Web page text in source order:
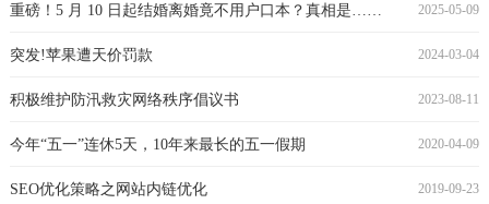
2025-05-09
重磅！5 月 10 日起结婚离婚竟不用户口本？真相是……
2024-03-04
突发!苹果遭天价罚款
2023-08-11
积极维护防汛救灾网络秩序倡议书
2020-04-09
今年“五一”连休5天，10年来最长的五一假期
2019-09-23
SEO优化策略之网站内链优化